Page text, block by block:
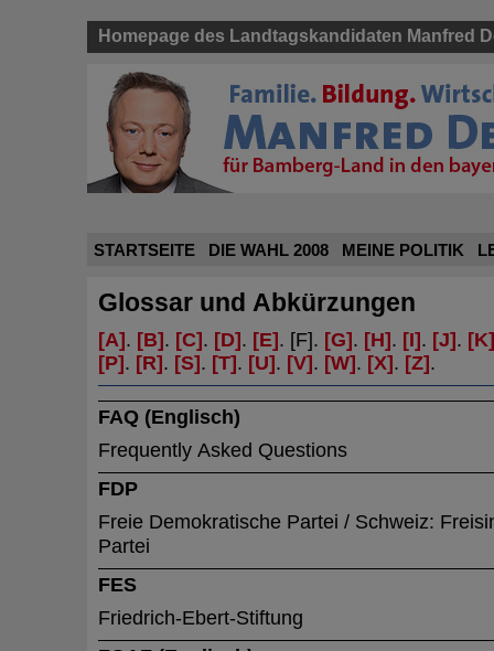
Homepage des Landtagskandidaten Manfred
STARTSEITE DIE WAHL 2008 MEINE POLITIK
Glossar und Abkürzungen
[A] . [B] . [C] . [D] . [E] . [F]. [G] . [H] . [I] . [J] . [K]
[P] . [R] . [S] . [T] . [U] . [V] . [W] . [X] . [Z] .
FAQ (Englisch)
Frequently Asked Questions
FDP
Freie Demokratische Partei / Schweiz:
Partei
FES
Friedrich-Ebert-Stiftung